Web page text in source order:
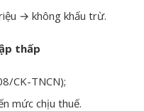
→ không khấu trừ.
thấp
CK-TNCN);
mức chịu thuế.